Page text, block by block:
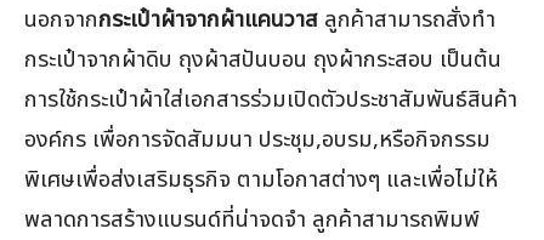
นอกจากกระเป๋าผ้าจากผ้าแคนวาส ลูกค้าสามารถสั่งทำ
กระเป๋าจากผ้าดิบ ถุงผ้าสปันบอน ถุงผ้ากระสอบ เป็นต้น
การใช้กระเป๋าผ้าใส่เอกสารร่วมเปิดตัวประชาสัมพันธ์สินค้า
องค์กร เพื่อการจัดสัมมนา ประชุม,อบรม,หรือกิจกรรม
พิเศษเพื่อส่งเสริมธุรกิจ ตามโอกาสต่างๆ และเพื่อไม่ให้
พลาดการสร้างแบรนด์ที่น่าจดจำ ลูกค้าสามารถพิมพ์